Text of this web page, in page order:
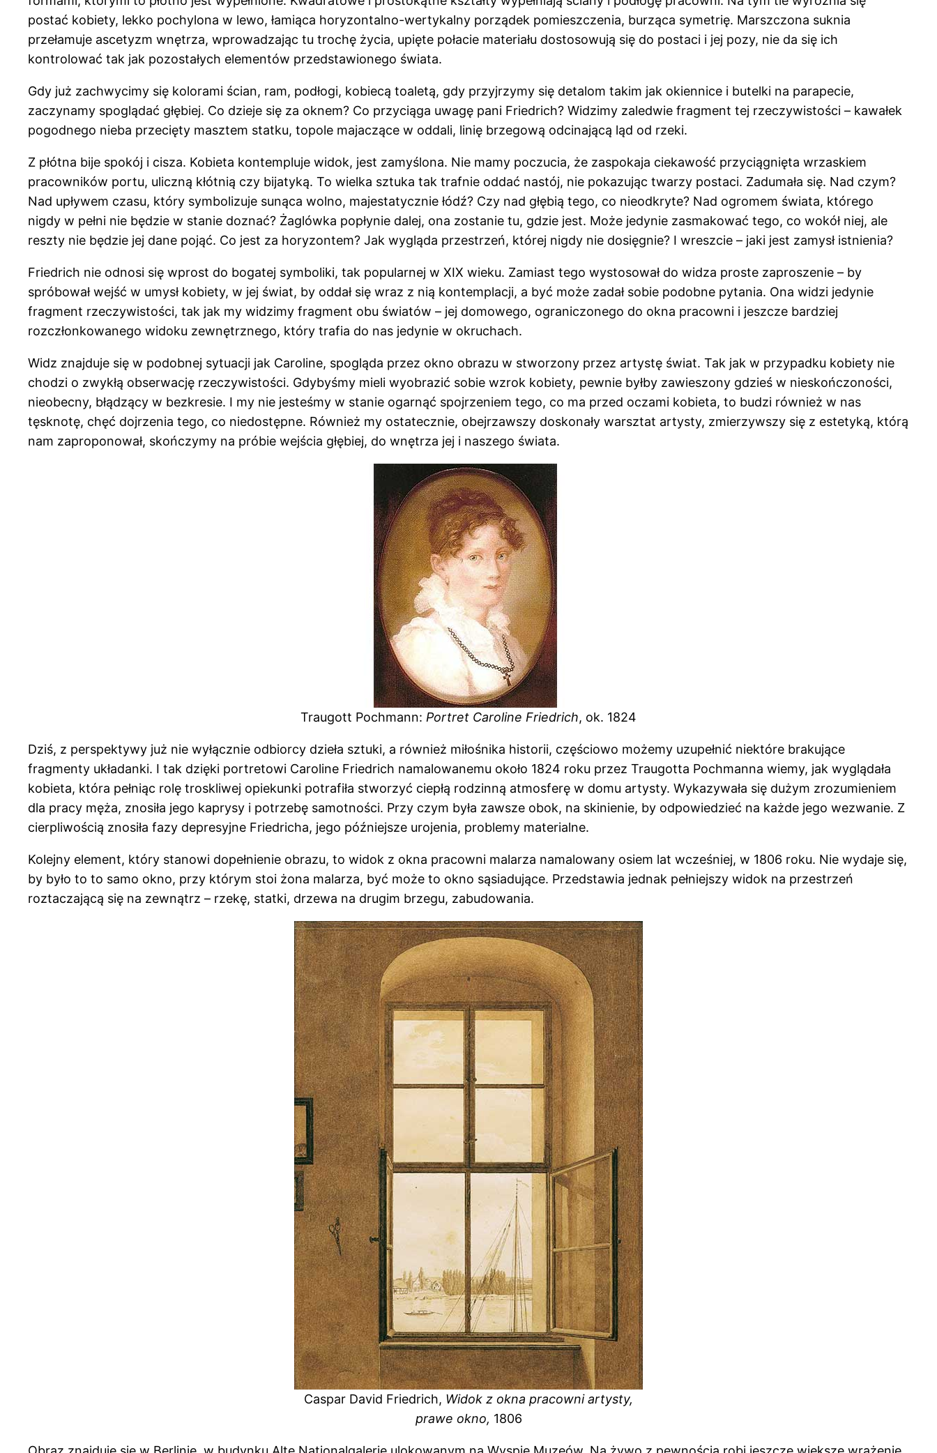
postać kobiety, lekko pochylona w lewo, łamiąca horyzontalno-wertykalny porządek pomieszczenia, burząca symetrię. Marszczona suknia
przełamuje ascetyzm wnętrza, wprowadzając tu trochę życia, upięte połacie materiału dostosowują się do postaci i jej pozy, nie da się ich
kontrolować tak jak pozostałych elementów przedstawionego świata.
Gdy już zachwycimy się kolorami ścian, ram, podłogi, kobiecą toaletą, gdy przyjrzymy się detalom takim jak okiennice i butelki na parapecie,
zaczynamy spoglądać głębiej. Co dzieje się za oknem? Co przyciąga uwagę pani Friedrich? Widzimy zaledwie fragment tej rzeczywistości – kawałek
pogodnego nieba przecięty masztem statku, topole majaczące w oddali, linię brzegową odcinającą ląd od rzeki.
Z płótna bije spokój i cisza. Kobieta kontempluje widok, jest zamyślona. Nie mamy poczucia, że zaspokaja ciekawość przyciągnięta wrzaskiem
pracowników portu, uliczną kłótnią czy bijatyką. To wielka sztuka tak trafnie oddać nastój, nie pokazując twarzy postaci. Zadumała się. Nad czym?
Nad upływem czasu, który symbolizuje sunąca wolno, majestatycznie łódź? Czy nad głębią tego, co nieodkryte? Nad ogromem świata, którego
nigdy w pełni nie będzie w stanie doznać? Żaglówka popłynie dalej, ona zostanie tu, gdzie jest. Może jedynie zasmakować tego, co wokół niej, ale
reszty nie będzie jej dane pojąć. Co jest za horyzontem? Jak wygląda przestrzeń, której nigdy nie dosięgnie? I wreszcie – jaki jest zamysł istnienia?
Friedrich nie odnosi się wprost do bogatej symboliki, tak popularnej w XIX wieku. Zamiast tego wystosował do widza proste zaproszenie – by
spróbował wejść w umysł kobiety, w jej świat, by oddał się wraz z nią kontemplacji, a być może zadał sobie podobne pytania. Ona widzi jedynie
fragment rzeczywistości, tak jak my widzimy fragment obu światów – jej domowego, ograniczonego do okna pracowni i jeszcze bardziej
rozczłonkowanego widoku zewnętrznego, który trafia do nas jedynie w okruchach.
Widz znajduje się w podobnej sytuacji jak Caroline, spogląda przez okno obrazu w stworzony przez artystę świat. Tak jak w przypadku kobiety nie
chodzi o zwykłą obserwację rzeczywistości. Gdybyśmy mieli wyobrazić sobie wzrok kobiety, pewnie byłby zawieszony gdzieś w nieskończoności,
nieobecny, błądzący w bezkresie. I my nie jesteśmy w stanie ogarnąć spojrzeniem tego, co ma przed oczami kobieta, to budzi również w nas
tęsknotę, chęć dojrzenia tego, co niedostępne. Również my ostatecznie, obejrzawszy doskonały warsztat artysty, zmierzywszy się z estetyką, którą
nam zaproponował, skończymy na próbie wejścia głębiej, do wnętrza jej i naszego świata.
Traugott Pochmann: Portret Caroline Friedrich, ok. 1824
Dziś, z perspektywy już nie wyłącznie odbiorcy dzieła sztuki, a również miłośnika historii, częściowo możemy uzupełnić niektóre brakujące
fragmenty układanki. I tak dzięki portretowi Caroline Friedrich namalowanemu około 1824 roku przez Traugotta Pochmanna wiemy, jak wyglądała
kobieta, która pełniąc rolę troskliwej opiekunki potrafiła stworzyć ciepłą rodzinną atmosferę w domu artysty. Wykazywała się dużym zrozumieniem
dla pracy męża, znosiła jego kaprysy i potrzebę samotności. Przy czym była zawsze obok, na skinienie, by odpowiedzieć na każde jego wezwanie. Z
cierpliwością znosiła fazy depresyjne Friedricha, jego późniejsze urojenia, problemy materialne.
Kolejny element, który stanowi dopełnienie obrazu, to widok z okna pracowni malarza namalowany osiem lat wcześniej, w 1806 roku. Nie wydaje się,
by było to to samo okno, przy którym stoi żona malarza, być może to okno sąsiadujące. Przedstawia jednak pełniejszy widok na przestrzeń
roztaczającą się na zewnątrz – rzekę, statki, drzewa na drugim brzegu, zabudowania.
Caspar David Friedrich, Widok z okna pracowni artysty,
prawe okno, 1806